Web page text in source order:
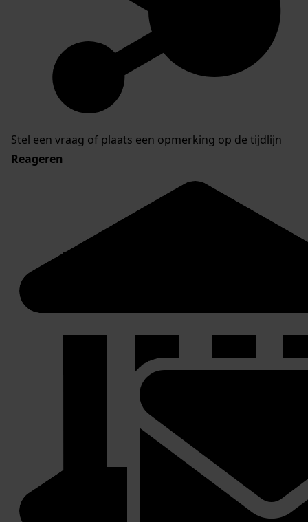
Stel een vraag of plaats een opmerking op de tijdlijn
Reageren